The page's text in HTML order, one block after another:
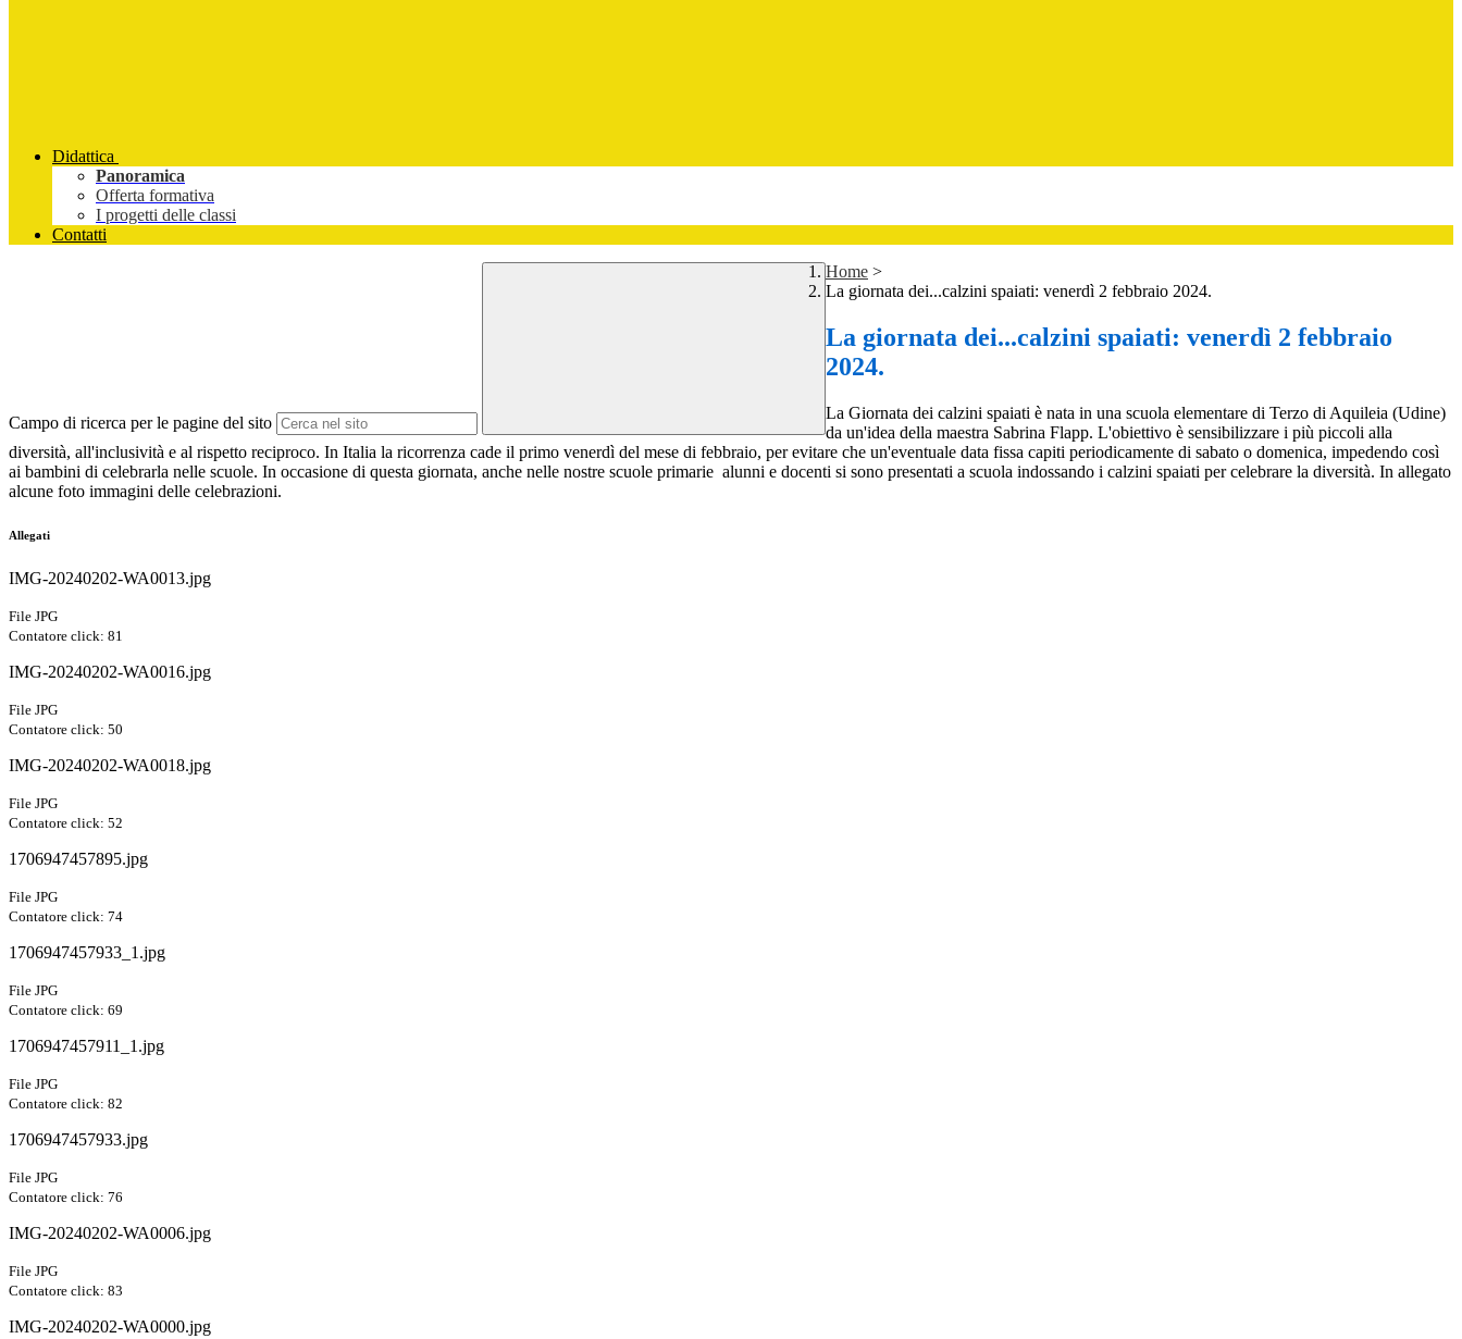
Didattica
Panoramica
Offerta formativa
I progetti delle classi
Contatti
Campo di ricerca per le pagine del sito
Home >
La giornata dei...calzini spaiati: venerdì 2 febbraio 2024.
La giornata dei...calzini spaiati: venerdì 2 febbraio
2024.
La Giornata dei calzini spaiati è nata in una scuola elementare di Terzo di Aquileia (Udine)
da un'idea della maestra Sabrina Flapp. L'obiettivo è sensibilizzare i più piccoli alla
diversità, all'inclusività e al rispetto reciproco. In Italia la ricorrenza cade il primo venerdì del mese di febbraio, per evitare che un'eventuale data fissa capiti periodicamente di sabato o domenica, impedendo così
ai bambini di celebrarla nelle scuole. In occasione di questa giornata, anche nelle nostre scuole primarie alunni e docenti si sono presentati a scuola indossando i calzini spaiati per celebrare la diversità. In allegato
alcune foto immagini delle celebrazioni.
Allegati
IMG-20240202-WA0013.jpg
File JPG
Contatore click: 81
IMG-20240202-WA0016.jpg
File JPG
Contatore click: 50
IMG-20240202-WA0018.jpg
File JPG
Contatore click: 52
1706947457895.jpg
File JPG
Contatore click: 74
1706947457933_1.jpg
File JPG
Contatore click: 69
1706947457911_1.jpg
File JPG
Contatore click: 82
1706947457933.jpg
File JPG
Contatore click: 76
IMG-20240202-WA0006.jpg
File JPG
Contatore click: 83
IMG-20240202-WA0000.jpg